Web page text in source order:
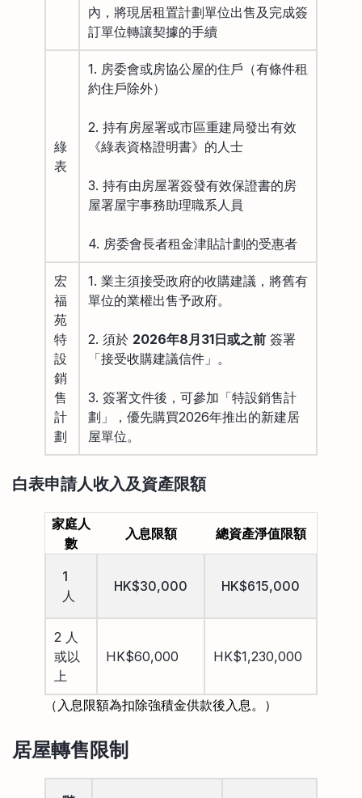
內，將現居租置計劃單位出售及完成簽
訂單位轉讓契據的手續
綠
表
1. 房委會或房協公屋的住戶（有條件租
約住戶除外）
2. 持有房屋署或市區重建局發出有效
《綠表資格證明書》的人士
3. 持有由房屋署簽發有效保證書的房
屋署屋宇事務助理職系人員
4. 房委會長者租金津貼計劃的受惠者
宏
福
苑
特
設
銷
售
計
劃
1. 業主須接受政府的收購建議，將舊有
單位的業權出售予政府。
2. 須於 2026年8月31日或之前 簽署
「接受收購建議信件」。
3. 簽署文件後，可參加「特設銷售計
劃」，優先購買2026年推出的新建居
屋單位。
白表申請人收入及資產限額
家庭人
數
入息限額 總資產淨值限額
1
人
HK$30,000 HK$615,000
2 人
或以
上
HK$60,000 HK$1,230,000
（入息限額為扣除強積金供款後入息。）
居屋轉售限制